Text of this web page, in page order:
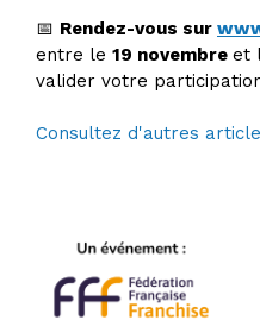
📅 Rendez-vous sur
entre le 19 novembre et
valider votre
Consultez d'autres